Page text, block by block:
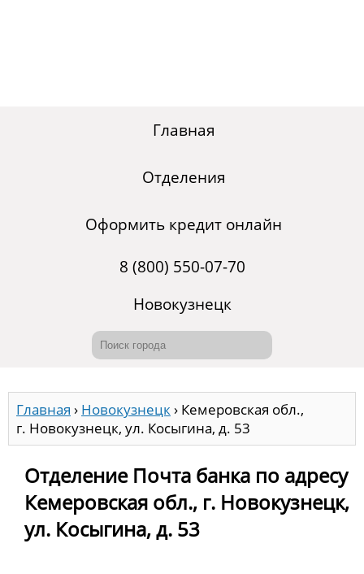
Главная
Отделения
Оформить кредит онлайн
8 (800) 550-07-70
Новокузнецк
Главная › Новокузнецк› Кемеровская обл.,
г. Новокузнецк, ул. Косыгина, д. 53
Отделение Почта банка по адресу
Кемеровская обл., г. Новокузнецк,
ул. Косыгина, д. 53